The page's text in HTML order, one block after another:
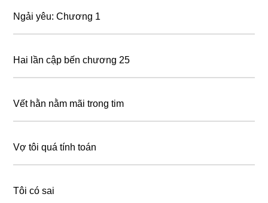
Ngải yêu: Chương 1
Hai lần cập bến chương 25
Vết hằn nằm mãi trong tim
Vợ tôi quá tính toán
Tôi có sai